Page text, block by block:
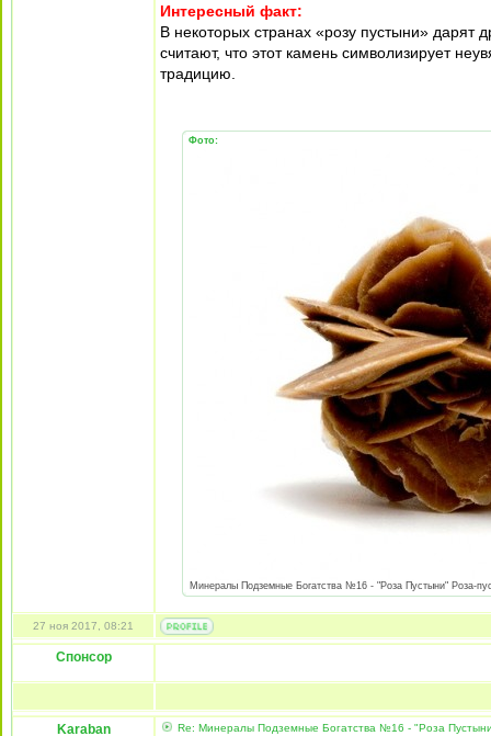
Интересный факт:
В некоторых странах «розу пустыни» дарят
считают, что этот камень символизирует
традицию.
Фото:
Минералы Подземные Богатства №16 - "Роза Пустыни" Роза-
27 ноя 2017, 08:21
Спонсор
Karaban Re: Минералы Подземные Богатства №16 - "Роза